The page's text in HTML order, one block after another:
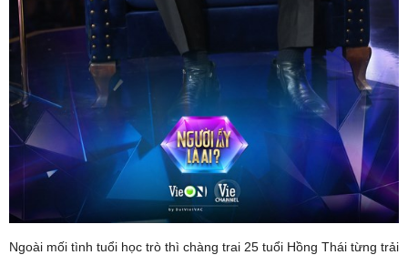
Ngoài mối tình tuổi học trò thì chàng trai 25 tuổi Hồng Thái từng trải